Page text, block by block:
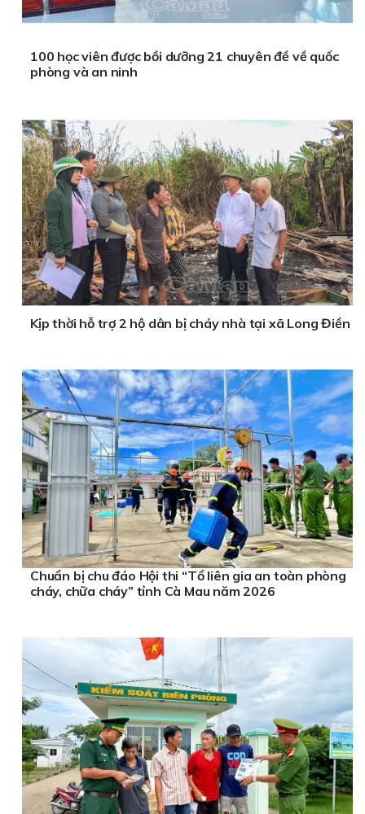
100 học viên được bồi dưỡng 21 chuyên đề về quốc
phòng và an ninh
Kịp thời hỗ trợ 2 hộ dân bị cháy nhà tại xã Long Điền
Chuẩn bị chu đáo Hội thi “Tổ liên gia an toàn phòng
cháy, chữa cháy” tỉnh Cà Mau năm 2026